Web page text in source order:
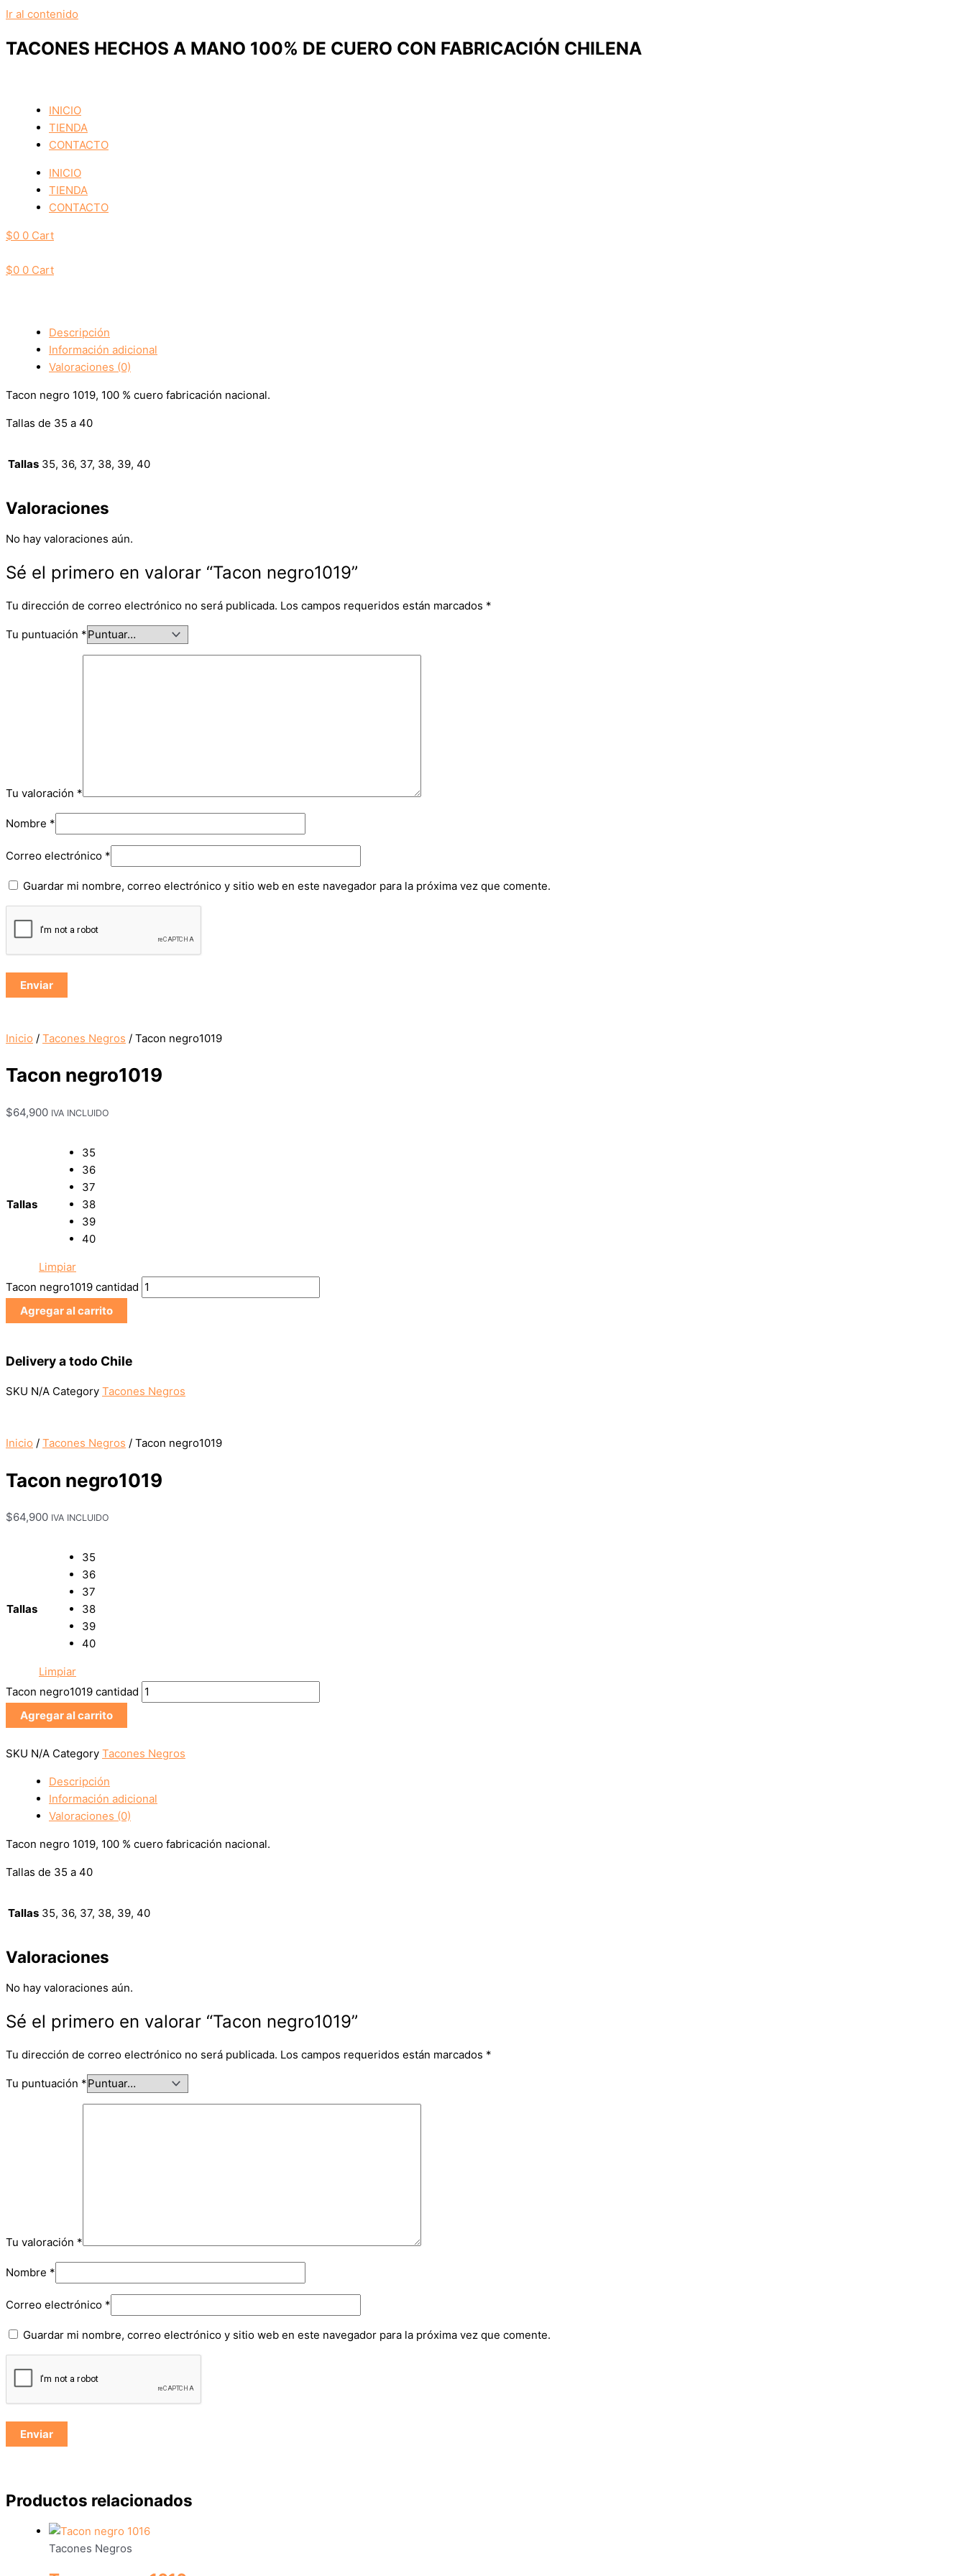
Ir al contenido
TACONES HECHOS A MANO 100% DE CUERO CON FABRICACIÓN CHILENA
INICIO
TIENDA
CONTACTO
INICIO
TIENDA
CONTACTO
$0 0 Cart
$0 0 Cart
Descripción
Información adicional
Valoraciones (0)
Tacon negro 1019, 100 % cuero fabricación nacional.
Tallas de 35 a 40
Tallas 35, 36, 37, 38, 39, 40
Valoraciones
No hay valoraciones aún.
Sé el primero en valorar “Tacon negro1019”
Tu dirección de correo electrónico no será publicada. Los campos requeridos están marcados *
Tu puntuación *
Tu valoración *
Nombre *
Correo electrónico *
Guardar mi nombre, correo electrónico y sitio web en este navegador para la próxima vez que comente.
Inicio / Tacones Negros / Tacon negro1019
Tacon negro1019
$64,900 IVA INCLUIDO
Tallas
35
36
37
38
39
40
Limpiar
Tacon negro1019 cantidad
Agregar al carrito
Delivery a todo Chile
SKU N/A Category Tacones Negros
Inicio / Tacones Negros / Tacon negro1019
Tacon negro1019
$64,900 IVA INCLUIDO
Tallas
35
36
37
38
39
40
Limpiar
Tacon negro1019 cantidad
Agregar al carrito
SKU N/A Category Tacones Negros
Descripción
Información adicional
Valoraciones (0)
Tacon negro 1019, 100 % cuero fabricación nacional.
Tallas de 35 a 40
Tallas 35, 36, 37, 38, 39, 40
Valoraciones
No hay valoraciones aún.
Sé el primero en valorar “Tacon negro1019”
Tu dirección de correo electrónico no será publicada. Los campos requeridos están marcados *
Tu puntuación *
Tu valoración *
Nombre *
Correo electrónico *
Guardar mi nombre, correo electrónico y sitio web en este navegador para la próxima vez que comente.
Productos relacionados
Tacones Negros